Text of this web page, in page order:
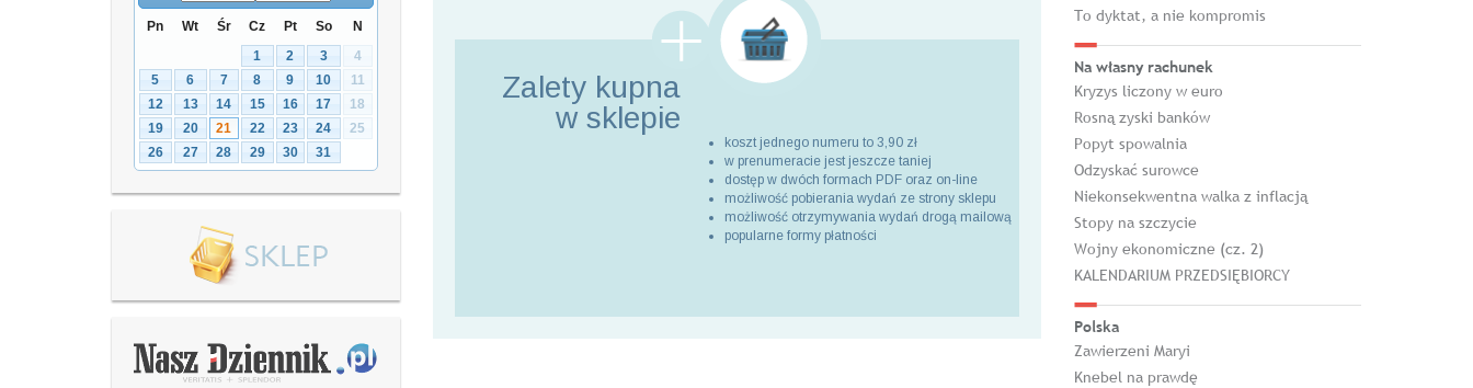
Pn Wt Śr Cz Pt So
N
1
2 3
4
5
6 7 8 9 10
11
12
13 14 15 16 17
18
19
20 21 22 23 24
25
26
27 28 29 30 31
Zalety kupna
w sklepie
koszt jednego numeru to 3,90 zł
w prenumeracie jest jeszcze taniej
dostęp w dwóch formach PDF oraz on-line
możliwość pobierania wydań ze strony sklepu
możliwość otrzymywania wydań drogą mailową
popularne formy płatności
To dyktat, a nie kompromis
Na własny rachunek
Kryzys liczony w euro
Rosną zyski banków
Popyt spowalnia
Odzyskać surowce
Niekonsekwentna walka z inflacją
Stopy na szczycie
Wojny ekonomiczne (cz. 2)
KALENDARIUM PRZEDSIĘBIORCY
Polska
Zawierzeni Maryi
Knebel na prawdę